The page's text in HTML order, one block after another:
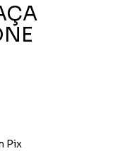
Pix